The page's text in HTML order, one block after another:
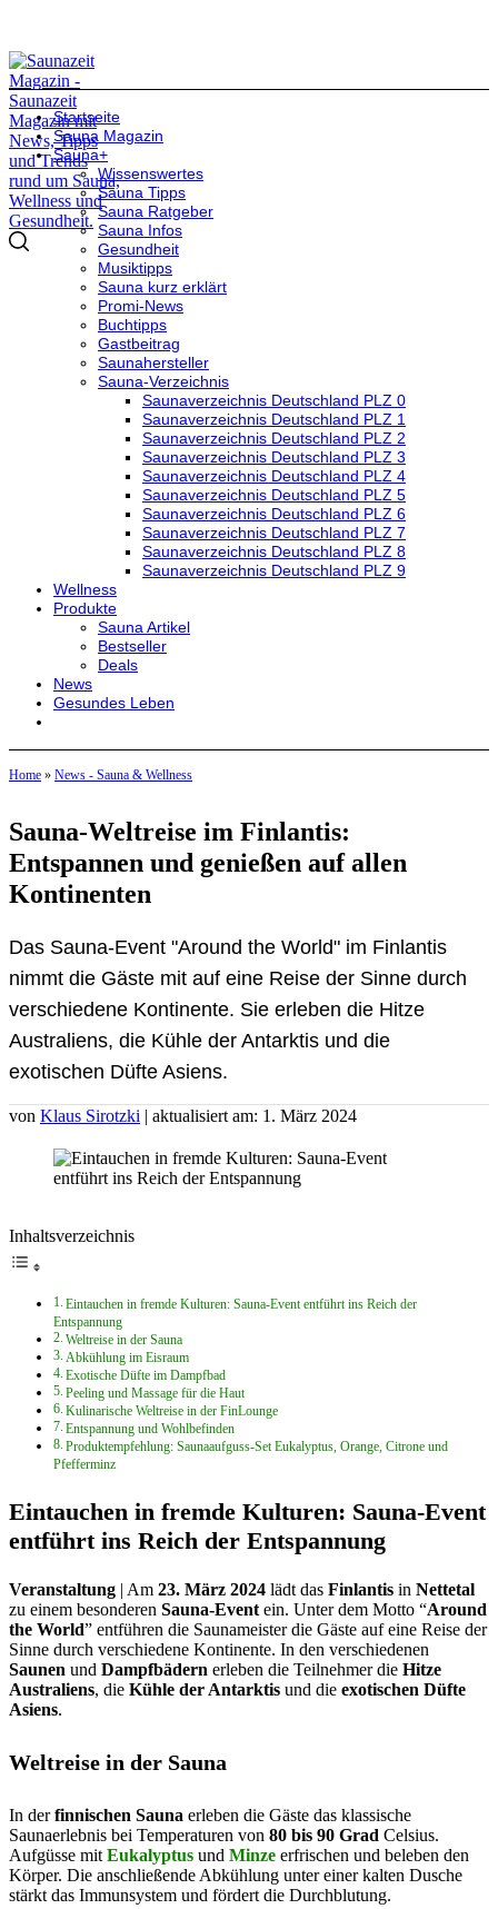
Startseite
Sauna Magazin
Sauna+
Wissenswertes
Sauna Tipps
Sauna Ratgeber
Sauna Infos
Gesundheit
Musiktipps
Sauna kurz erklärt
Promi-News
Buchtipps
Gastbeitrag
Saunahersteller
Sauna-Verzeichnis
Saunaverzeichnis Deutschland PLZ 0
Saunaverzeichnis Deutschland PLZ 1
Saunaverzeichnis Deutschland PLZ 2
Saunaverzeichnis Deutschland PLZ 3
Saunaverzeichnis Deutschland PLZ 4
Saunaverzeichnis Deutschland PLZ 5
Saunaverzeichnis Deutschland PLZ 6
Saunaverzeichnis Deutschland PLZ 7
Saunaverzeichnis Deutschland PLZ 8
Saunaverzeichnis Deutschland PLZ 9
Wellness
Produkte
Sauna Artikel
Bestseller
Deals
News
Gesundes Leben
Home » News - Sauna & Wellness
Sauna-Weltreise im Finlantis:
Entspannen und genießen auf allen
Kontinenten
Das Sauna-Event "Around the World" im Finlantis
nimmt die Gäste mit auf eine Reise der Sinne durch
verschiedene Kontinente. Sie erleben die Hitze
Australiens, die Kühle der Antarktis und die
exotischen Düfte Asiens.
von Klaus Sirotzki | aktualisiert am: 1. März 2024
Inhaltsverzeichnis
Eintauchen in fremde Kulturen: Sauna-Event entführt ins Reich der
Entspannung
Weltreise in der Sauna
Abkühlung im Eisraum
Exotische Düfte im Dampfbad
Peeling und Massage für die Haut
Kulinarische Weltreise in der FinLounge
Entspannung und Wohlbefinden
Produktempfehlung: Saunaaufguss-Set Eukalyptus, Orange, Citrone und
Pfefferminz
Eintauchen in fremde Kulturen: Sauna-Event
entführt ins Reich der Entspannung
Veranstaltung | Am 23. März 2024 lädt das Finlantis in Nettetal
zu einem besonderen Sauna-Event ein. Unter dem Motto “Around
the World” entführen die Saunameister die Gäste auf eine Reise der
Sinne durch verschiedene Kontinente. In den verschiedenen
Saunen und Dampfbädern erleben die Teilnehmer die Hitze
Australiens, die Kühle der Antarktis und die exotischen Düfte
Asiens.
Weltreise in der Sauna
In derfinnischen Sauna erleben die Gäste das klassische
Saunaerlebnis bei Temperaturen von 80 bis 90 Grad Celsius.
Aufgüsse mit Eukalyptus und Minze erfrischen und beleben den
Körper. Die anschließende Abkühlung unter einer kalten Dusche
stärkt das Immunsystem und fördert die Durchblutung.